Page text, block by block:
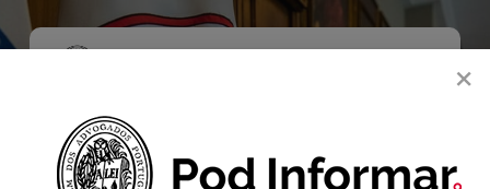
to
main
Menu×